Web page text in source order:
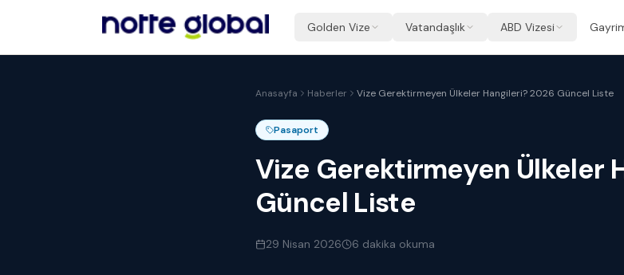
Golden Vize Vatandaşlık ABD Vizesi
Anasayfa Haberler Vize Gerektirmeyen Ülkeler Hangileri? 2026 Güncel Liste
Pasaport
Vize Gerektirmeyen Ülkeler
Güncel Liste
29 Nisan 2026 6 dakika okuma